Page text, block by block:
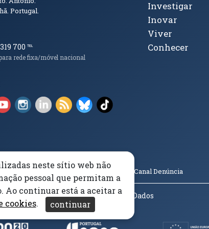
Portugal.
700 ℡
rede fixa/móvel nacional
(abre em nova janela)
em nova janela)
YouTube (abre em nova janela)
Instagram (abre em nova janela)
LinkedIn (abre em nova janela)
RSS (abre em nova janela)
Bluesky (abre em nova janela)
TikTok (abre em nova
Investigar
Inovar
Viver
Conhecer
e Reclamações Livro Amarelo (abre em nova janela)
Canal Denúncia
Aviso/Privacidade Proteção de Dados
(abre em nova janela) (abre em nova janela)
neste sítio web não
pessoal que permitam a
Ao continuar está a aceitar a
cookies. continuar